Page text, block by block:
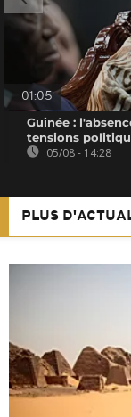
01:05
Guinée :
tensions
05/08 - 14:28
PLUS